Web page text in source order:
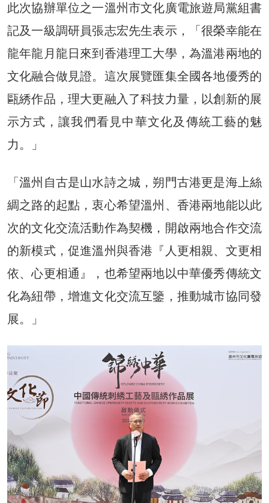
此次協辦單位之一溫州市文化廣電旅遊局黨組書
記及一級調研員張志宏先生表示，「很榮幸能在
龍年龍月龍日來到香港理工大學，為溫港兩地的
文化融合做見證。這次展覽匯集全國各地優秀的
甌綉作品，理大更融入了科技力量，以創新的展
示方式，讓我們看見中華文化及傳統工藝的魅
力。」
「溫州自古是山水詩之城，朔門古港更是海上絲
綢之路的起點，衷心希望溫州、香港兩地能以此
次的文化交流活動作為契機，開啟兩地合作交流
的新模式，促進溫州與香港『人更相親、文更相
依、心更相通』，也希望兩地以中華優秀傳統文
化為紐帶，增進文化交流互鑒，推動城市協同發
展。」